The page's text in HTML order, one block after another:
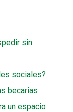
sin
sociales?
becarias
un espacio